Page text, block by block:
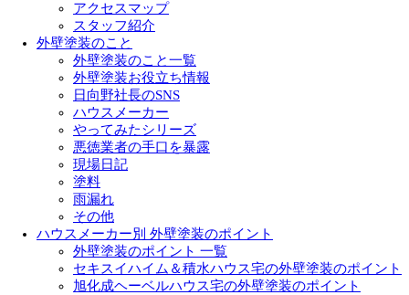
アクセスマップ
スタッフ紹介
外壁塗装のこと
外壁塗装のこと一覧
外壁塗装お役立ち情報
日向野社長のSNS
ハウスメーカー
やってみたシリーズ
悪徳業者の手口を暴露
現場日記
塗料
雨漏れ
その他
ハウスメーカー別 外壁塗装のポイント
外壁塗装のポイント 一覧
セキスイハイム＆積水ハウス宅の外壁塗装のポイント
旭化成ヘーベルハウス宅の外壁塗装のポイント